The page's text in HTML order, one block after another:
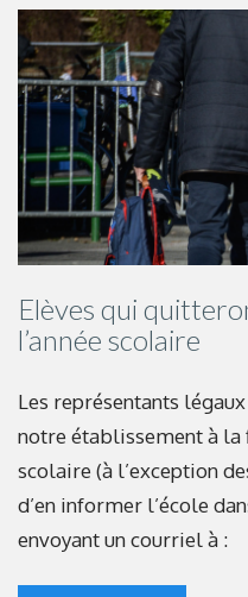
Elèves qui
l’année scolaire
Les représentants
notre établissement à la
scolaire (à l’exception
d’en informer l’école
envoyant un courriel à :